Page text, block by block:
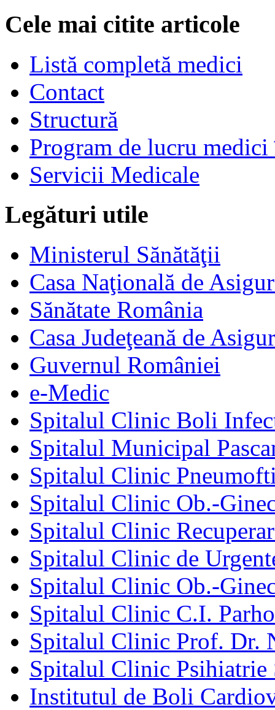
Cele mai citite articole
Listă completă medici
Contact
Structură
Program de lucru
Servicii Medicale
Legături utile
Ministerul Sănătăţii
Casa Naţională de
Sănătate România
Casa Judeţeană de
Guvernul României
e-Medic
Spitalul Clinic Boli
Spitalul Municipal
Spitalul Clinic
Spitalul Clinic Ob.-
Spitalul Clinic
Spitalul Clinic de
Spitalul Clinic Ob.-
Spitalul Clinic C.I.
Spitalul Clinic Prof. Dr.
Spitalul Clinic Psihiatrie
Institutul de Boli